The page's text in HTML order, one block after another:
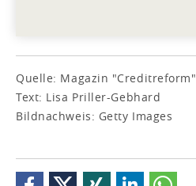
Quelle: Magazin "Creditreform"
Text: Lisa Priller-Gebhard
Bildnachweis: Getty Images